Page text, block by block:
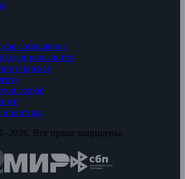
соглашение
о рисках
cookie
политика
Все права защищены.